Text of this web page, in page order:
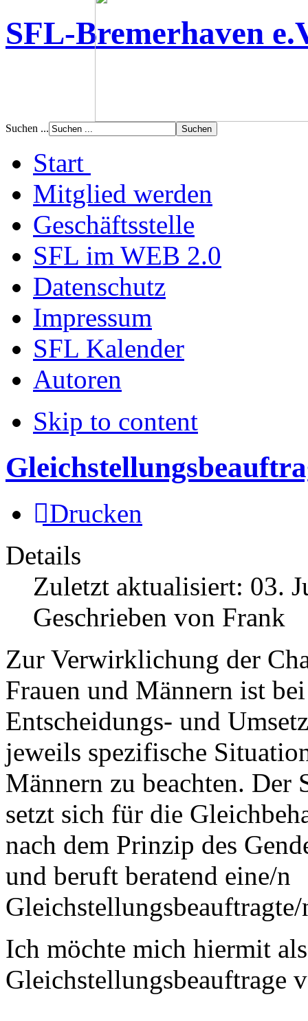
SFL-Bremerhaven
Suchen ...
Start
Mitglied werden
Geschäftsstelle
SFL im WEB 2.0
Datenschutz
Impressum
SFL Kalender
Autoren
Skip to content
Drucken
Details
Zuletzt aktualisiert: 03.
Geschrieben von Frank
Zur Verwirklichung der
Frauen und Männern ist
Entscheidungs- und
jeweils spezifische
Männern zu beachten. Der
setzt sich für die
nach dem Prinzip des
und beruft beratend eine/n
Ich möchte mich hiermit
Gleichstellungsbeauftrage